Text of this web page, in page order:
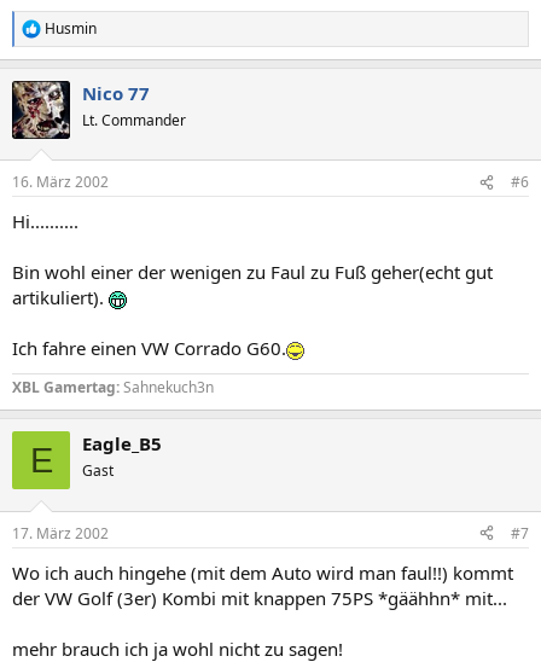
R
e
k
t
i
e
:
Husmin
Nico 77
Lt. Commander
16. März 2002 #6
Hi..........
Bin wohl einer der wenigen zu Faul zu Fuß geher(echt gut
artikuliert).
Ich fahre einen VW Corrado G60.
XBL Gamertag:Sahnekuch3n
E Eagle_B5
Gast
17. März 2002 #7
Wo ich auch hingehe (mit dem Auto wird man faul!!) kommt
der VW Golf (3er) Kombi mit knappen 75PS *gäähhn* mit...
mehr brauch ich ja wohl nicht zu sagen!